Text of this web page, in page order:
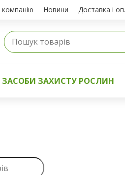
Новини Доставка і
ЗАСОБИ ЗАХИСТУ РОСЛИН